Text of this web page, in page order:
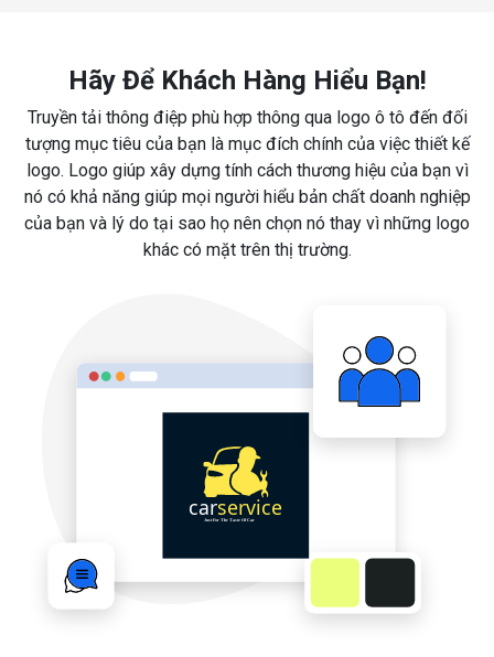
Hãy Để Khách Hàng Hiểu Bạn!
Truyền tải thông điệp phù hợp thông qua logo ô tô đến đối
tượng mục tiêu của bạn là mục đích chính của việc thiết kế
logo. Logo giúp xây dựng tính cách thương hiệu của bạn vì
nó có khả năng giúp mọi người hiểu bản chất doanh nghiệp
của bạn và lý do tại sao họ nên chọn nó thay vì những logo
khác có mặt trên thị trường.